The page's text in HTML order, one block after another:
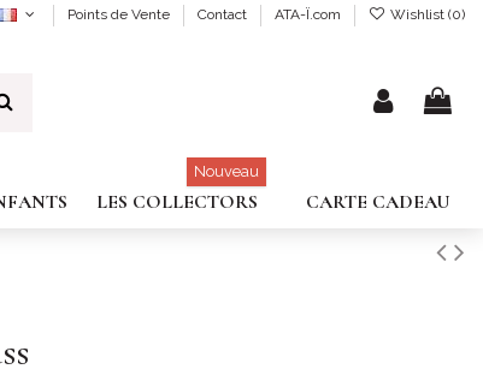
Points de Vente Contact ATA-Ï.com Wishlist (0)
CARTE CADEAU
LES COLLECTORS
Nouveau